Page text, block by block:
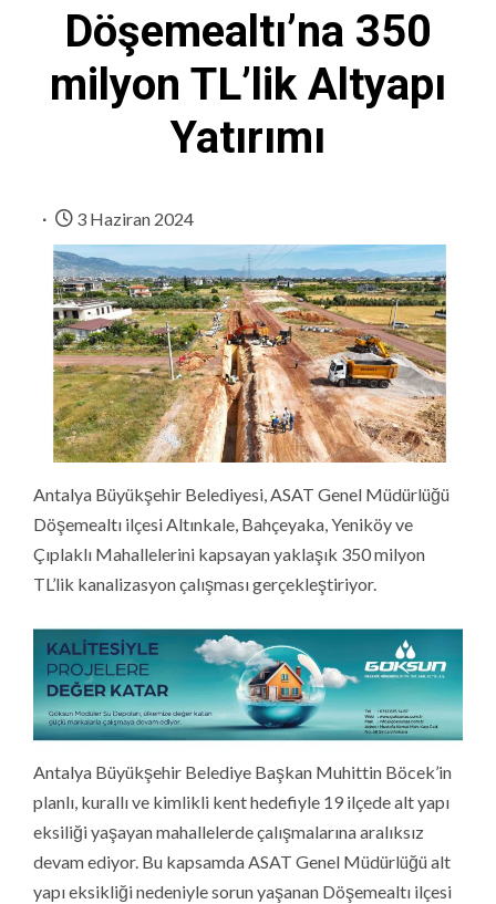
Döşemealtı’na 350
milyon TL’lik Altyapı
Yatırımı
3 Haziran 2024
Antalya Büyükşehir Belediyesi, ASAT Genel Müdürlüğü
Döşemealtı ilçesi Altınkale, Bahçeyaka, Yeniköy ve
Çıplaklı Mahallelerini kapsayan yaklaşık 350 milyon
TL’lik kanalizasyon çalışması gerçekleştiriyor.
Antalya Büyükşehir Belediye Başkan Muhittin Böcek’in
planlı, kurallı ve kimlikli kent hedefiyle 19 ilçede alt yapı
eksiliği yaşayan mahallelerde çalışmalarına aralıksız
devam ediyor. Bu kapsamda ASAT Genel Müdürlüğü alt
yapı eksikliği nedeniyle sorun yaşanan Döşemealtı ilçesi